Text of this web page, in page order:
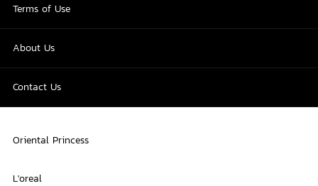
Terms of Use
About Us
Contact Us
Oriental Princess
L'oreal